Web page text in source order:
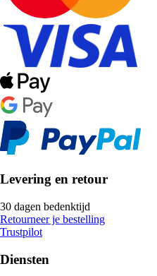
Levering en retour
30 dagen bedenktijd
Retourneer je bestelling
Trustpilot
Diensten